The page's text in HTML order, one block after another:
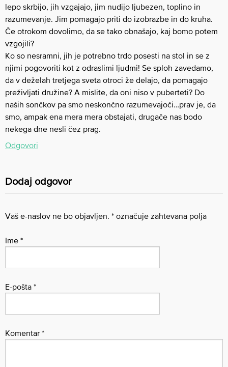
lepo skrbijo, jih vzgajajo, jim nudijo ljubezen, toplino in
razumevanje. Jim pomagajo priti do izobrazbe in do kruha.
Če otrokom dovolimo, da se tako obnašajo, kaj bomo potem
vzgojili?
Ko so nesramni, jih je potrebno trdo posesti na stol in se z
njimi pogovoriti kot z odraslimi ljudmi! Se sploh zavedamo,
da v deželah tretjega sveta otroci že delajo, da pomagajo
preživljati družine? A mislite, da oni niso v puberteti? Do
naših sončkov pa smo neskončno razumevajoči…prav je, da
smo, ampak ena mera mera obstajati, drugače nas bodo
nekega dne nesli čez prag.
Odgovori
Dodaj odgovor
Vaš e-naslov ne bo objavljen. * označuje zahtevana polja
Ime *
E-pošta *
Komentar *